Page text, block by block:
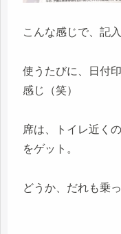
こんな感じで、記
使うたびに、日付
感じ（笑）
席は、トイレ近く
をゲット。
どうか、だれも乗